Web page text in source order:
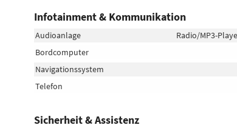
Infotainment & Kommunikation
Audioanlage
Radio/MP3-
Bordcomputer
Navigationssystem
Telefon
Sicherheit & Assistenz